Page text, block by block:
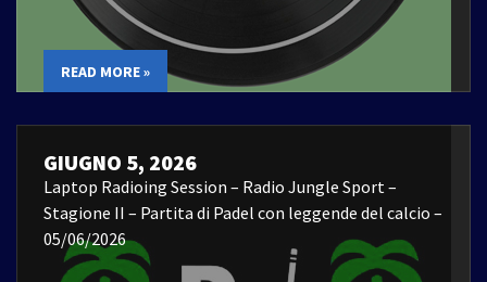
READ MORE »
GIUGNO 5, 2026
Laptop Radioing Session – Radio Jungle Sport –
Stagione II – Partita di Padel con leggende del calcio –
05/06/2026